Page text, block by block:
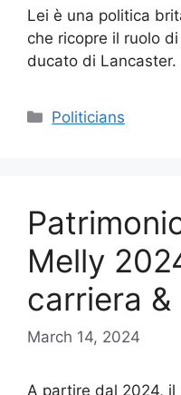
Lei è una politica
che ricopre il ruolo
ducato di
Categories
Politicians
Melly
carriera &
March 14, 2024
A partire dal 2024,